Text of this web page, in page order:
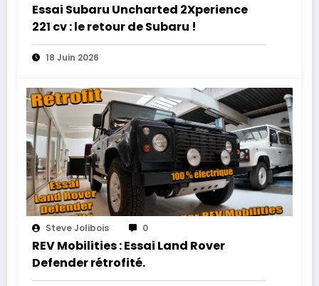
Essai Subaru Uncharted 2Xperience
221 cv : le retour de Subaru !
18 Juin 2026
Steve Jolibois 0
REV Mobilities : Essai Land Rover
Defender rétrofité.